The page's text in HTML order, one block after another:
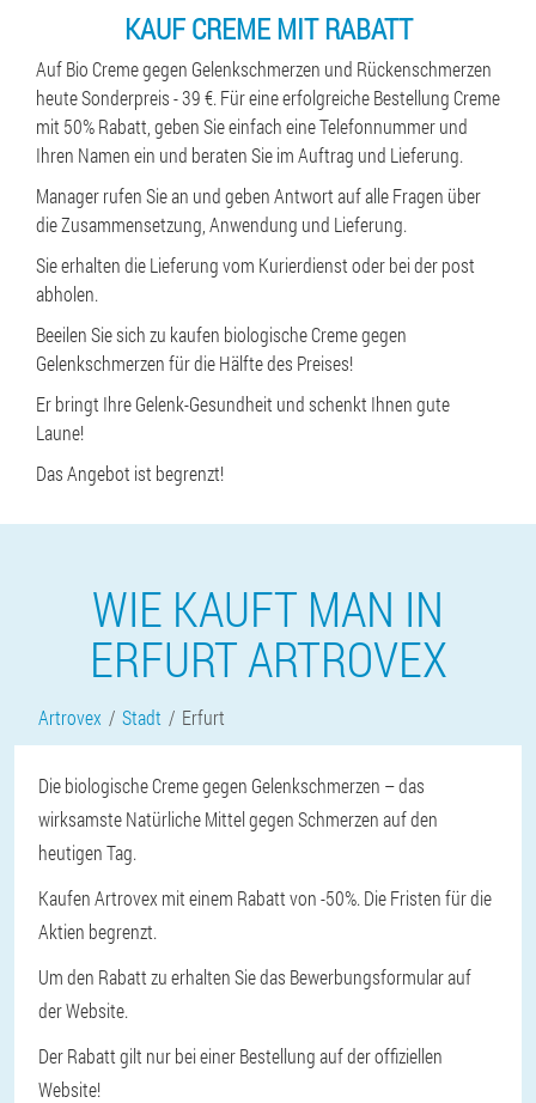
KAUF CREME MIT RABATT
Auf Bio Creme gegen Gelenkschmerzen und Rückenschmerzen
heute Sonderpreis - 39 €. Für eine erfolgreiche Bestellung Creme
mit 50% Rabatt, geben Sie einfach eine Telefonnummer und
Ihren Namen ein und beraten Sie im Auftrag und Lieferung.
Manager rufen Sie an und geben Antwort auf alle Fragen über
die Zusammensetzung, Anwendung und Lieferung.
Sie erhalten die Lieferung vom Kurierdienst oder bei der post
abholen.
Beeilen Sie sich zu kaufen biologische Creme gegen
Gelenkschmerzen für die Hälfte des Preises!
Er bringt Ihre Gelenk-Gesundheit und schenkt Ihnen gute
Laune!
Das Angebot ist begrenzt!
WIE KAUFT MAN IN
ERFURT ARTROVEX
Artrovex Stadt Erfurt
Die biologische Creme gegen Gelenkschmerzen – das
wirksamste Natürliche Mittel gegen Schmerzen auf den
heutigen Tag.
Kaufen Artrovex mit einem Rabatt von -50%. Die Fristen für die
Aktien begrenzt.
Um den Rabatt zu erhalten Sie das Bewerbungsformular auf
der Website.
Der Rabatt gilt nur bei einer Bestellung auf der offiziellen
Website!